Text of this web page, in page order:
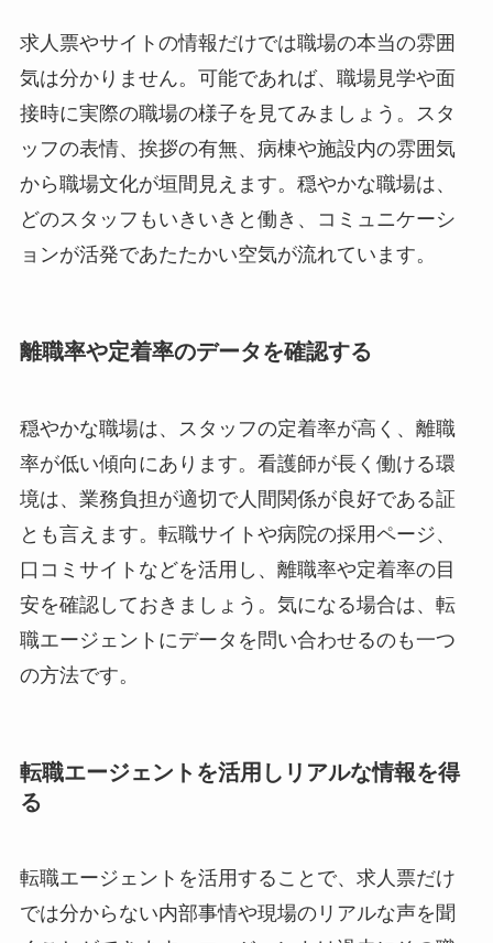
求人票やサイトの情報だけでは職場の本当の雰囲
気は分かりません。可能であれば、職場見学や面
接時に実際の職場の様子を見てみましょう。スタ
ッフの表情、挨拶の有無、病棟や施設内の雰囲気
から職場文化が垣間見えます。穏やかな職場は、
どのスタッフもいきいきと働き、コミュニケーシ
ョンが活発であたたかい空気が流れています。
離職率や定着率のデータを確認する
穏やかな職場は、スタッフの定着率が高く、離職
率が低い傾向にあります。看護師が長く働ける環
境は、業務負担が適切で人間関係が良好である証
とも言えます。転職サイトや病院の採用ページ、
口コミサイトなどを活用し、離職率や定着率の目
安を確認しておきましょう。気になる場合は、転
職エージェントにデータを問い合わせるのも一つ
の方法です。
転職エージェントを活用しリアルな情報を得
る
転職エージェントを活用することで、求人票だけ
では分からない内部事情や現場のリアルな声を聞